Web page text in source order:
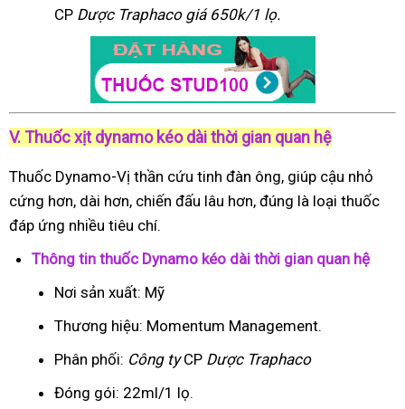
CP Dược Traphacogiá 650k/1 lọ.
V. Thuốc xịt dynamo kéo dài thời gian quan hệ
Thuốc Dynamo-Vị thần cứu tinh đàn ông, giúp cậu nhỏ
cứng hơn, dài hơn, chiến đấu lâu hơn, đúng là loại thuốc
đáp ứng nhiều tiêu chí.
Thông tin thuốc Dynamo kéo dài thời gian quan hệ
Nơi sản xuất: Mỹ
Thương hiệu: Momentum Management.
Phân phối: Công tyCP Dược Traphaco
Đóng gói: 22ml/1 lọ.